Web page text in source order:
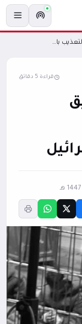
"استعانوا بالكلاب".. تحقيق للجزيرة يكشف التعذيب بالاغتصاب في سجون إسرائيل
قراءة 5 دقائق